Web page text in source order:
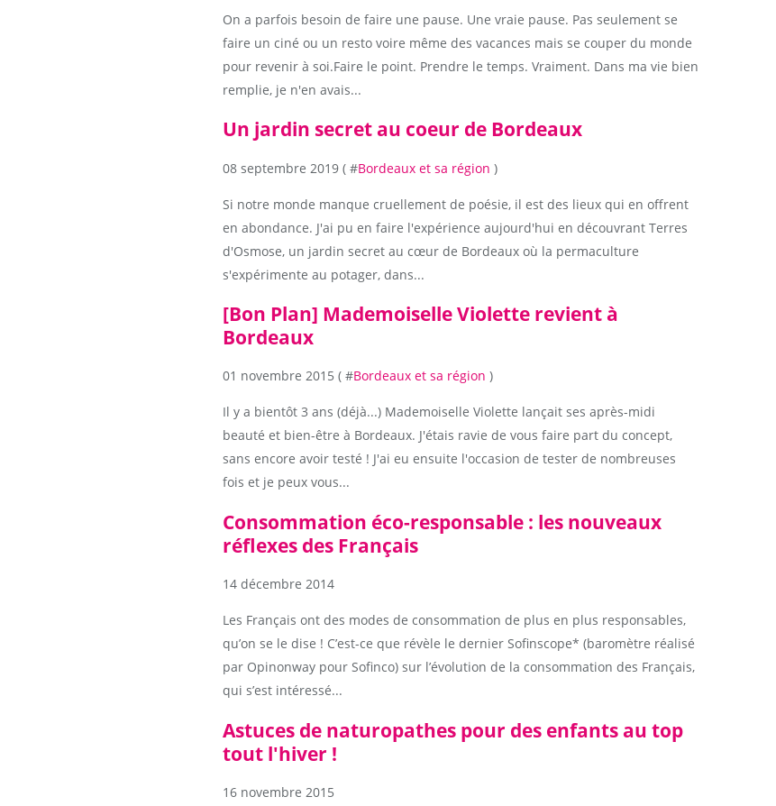
On a parfois besoin de faire une pause. Une vraie pause. Pas seulement se
faire un ciné ou un resto voire même des vacances mais se couper du monde
pour revenir à soi.Faire le point. Prendre le temps. Vraiment. Dans ma vie bien
remplie, je n'en avais...
Un jardin secret au coeur de Bordeaux
08 septembre 2019 ( #Bordeaux et sa région )
Si notre monde manque cruellement de poésie, il est des lieux qui en offrent
en abondance. J'ai pu en faire l'expérience aujourd'hui en découvrant Terres
d'Osmose, un jardin secret au cœur de Bordeaux où la permaculture
s'expérimente au potager, dans...
[Bon Plan] Mademoiselle Violette revient à
Bordeaux
01 novembre 2015 ( #Bordeaux et sa région )
Il y a bientôt 3 ans (déjà...) Mademoiselle Violette lançait ses après-midi
beauté et bien-être à Bordeaux. J'étais ravie de vous faire part du concept,
sans encore avoir testé ! J'ai eu ensuite l'occasion de tester de nombreuses
fois et je peux vous...
Consommation éco-responsable : les nouveaux
réflexes des Français
14 décembre 2014
Les Français ont des modes de consommation de plus en plus responsables,
qu’on se le dise ! C’est-ce que révèle le dernier Sofinscope* (baromètre réalisé
par Opinonway pour Sofinco) sur l’évolution de la consommation des Français,
qui s’est intéressé...
Astuces de naturopathes pour des enfants au top
tout l'hiver !
16 novembre 2015